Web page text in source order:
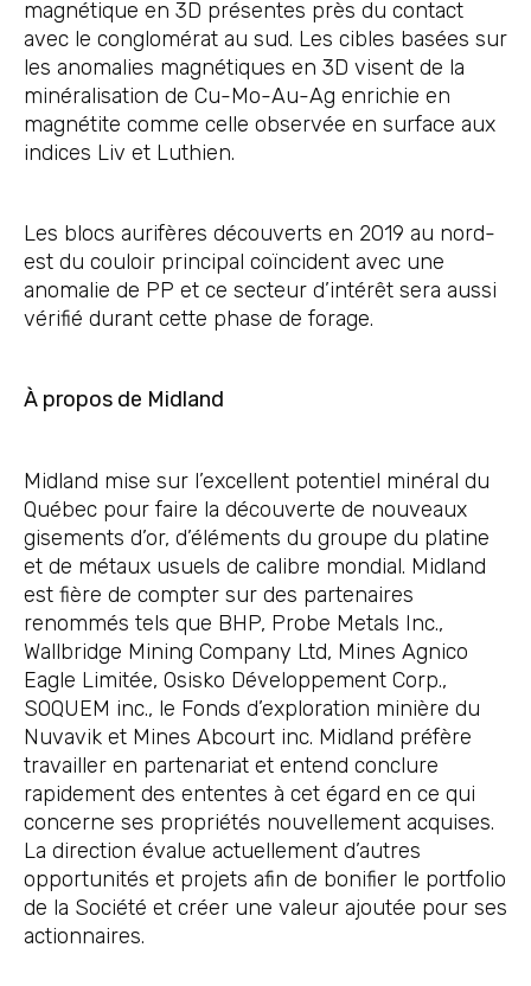
magnétique en 3D présentes près du contact
avec le conglomérat au sud. Les cibles basées sur
les anomalies magnétiques en 3D visent de la
minéralisation de Cu-Mo-Au-Ag enrichie en
magnétite comme celle observée en surface aux
indices Liv et Luthien.
Les blocs aurifères découverts en 2019 au nord-
est du couloir principal coïncident avec une
anomalie de PP et ce secteur d’intérêt sera aussi
vérifié durant cette phase de forage.
À propos de Midland
Midland mise sur l’excellent potentiel minéral du
Québec pour faire la découverte de nouveaux
gisements d’or, d’éléments du groupe du platine
et de métaux usuels de calibre mondial. Midland
est fière de compter sur des partenaires
renommés tels que BHP, Probe Metals Inc.,
Wallbridge Mining Company Ltd, Mines Agnico
Eagle Limitée, Osisko Développement Corp.,
SOQUEM inc., le Fonds d’exploration minière du
Nuvavik et Mines Abcourt inc. Midland préfère
travailler en partenariat et entend conclure
rapidement des ententes à cet égard en ce qui
concerne ses propriétés nouvellement acquises.
La direction évalue actuellement d’autres
opportunités et projets afin de bonifier le portfolio
de la Société et créer une valeur ajoutée pour ses
actionnaires.